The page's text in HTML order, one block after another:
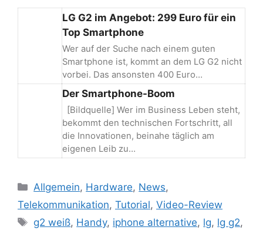
LG G2 im Angebot: 299 Euro für ein
Top Smartphone
Wer auf der Suche nach einem guten
Smartphone ist, kommt an dem LG G2 nicht
vorbei. Das ansonsten 400 Euro…
Der Smartphone-Boom
[Bildquelle] Wer im Business Leben steht,
bekommt den technischen Fortschritt, all
die Innovationen, beinahe täglich am
eigenen Leib zu…
Kategorien
Allgemein, Hardware, News,
Telekommunikation, Tutorial, Video-Review
Schlagwörter
g2 weiß, Handy, iphone alternative, lg, lg g2,